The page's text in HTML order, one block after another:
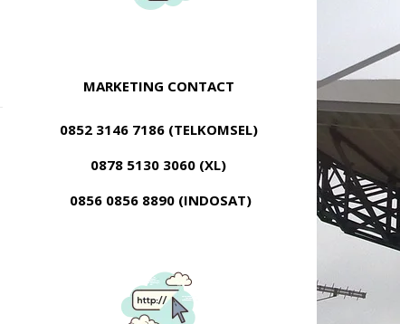
MARKETING CONTACT
0852 3146 7186 (TELKOMSEL)
0878 5130 3060 (XL)
0856 0856 8890 (INDOSAT)